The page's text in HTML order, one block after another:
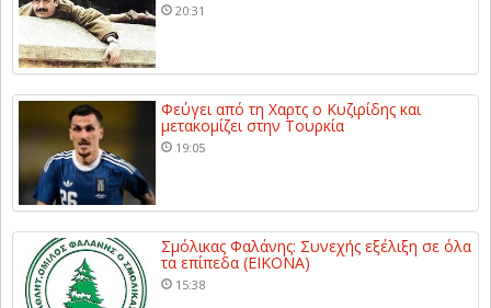
20:31
Φεύγει από τη Χαρτς ο Κυζιρίδης και
μετακομίζει στην Τουρκία
19:05
Σμόλικας Φαλάνης: Συνεχής εξέλιξη σε όλα
τα επίπεδα (ΕΙΚΟΝΑ)
15:38